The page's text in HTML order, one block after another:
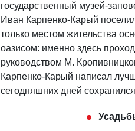
государственный музей-
Иван Карпенко-Карый
только местом жительства
оазисом: именно здесь
руководством М.
Карпенко-Карый написал
сегодняшних дней